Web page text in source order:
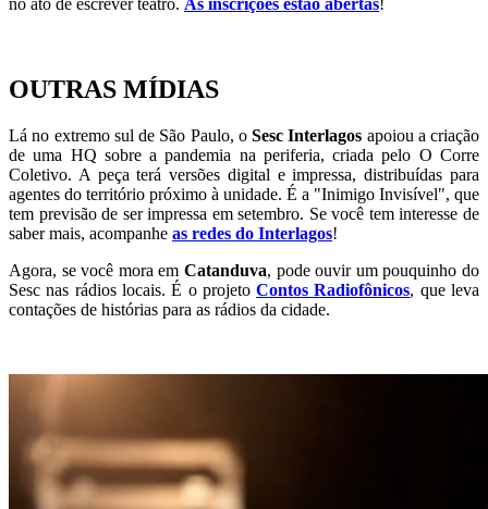
no ato de escrever teatro. As inscrições estão abertas!
OUTRAS MÍDIAS
Lá no extremo sul de São Paulo, o Sesc Interlagos apoiou a criação
de uma HQ sobre a pandemia na periferia, criada pelo O Corre
Coletivo. A peça terá versões digital e impressa, distribuídas para
agentes do território próximo à unidade. É a "Inimigo Invisível", que
tem previsão de ser impressa em setembro. Se você tem interesse de
saber mais, acompanhe as redes do Interlagos!
Agora, se você mora em Catanduva, pode ouvir um pouquinho do
Sesc nas rádios locais. É o projetoContos Radiofônicos, que leva
contações de histórias para as rádios da cidade.